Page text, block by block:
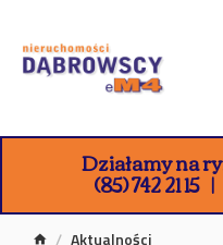
Działamy na
(85) 742 21 15
Aktualności